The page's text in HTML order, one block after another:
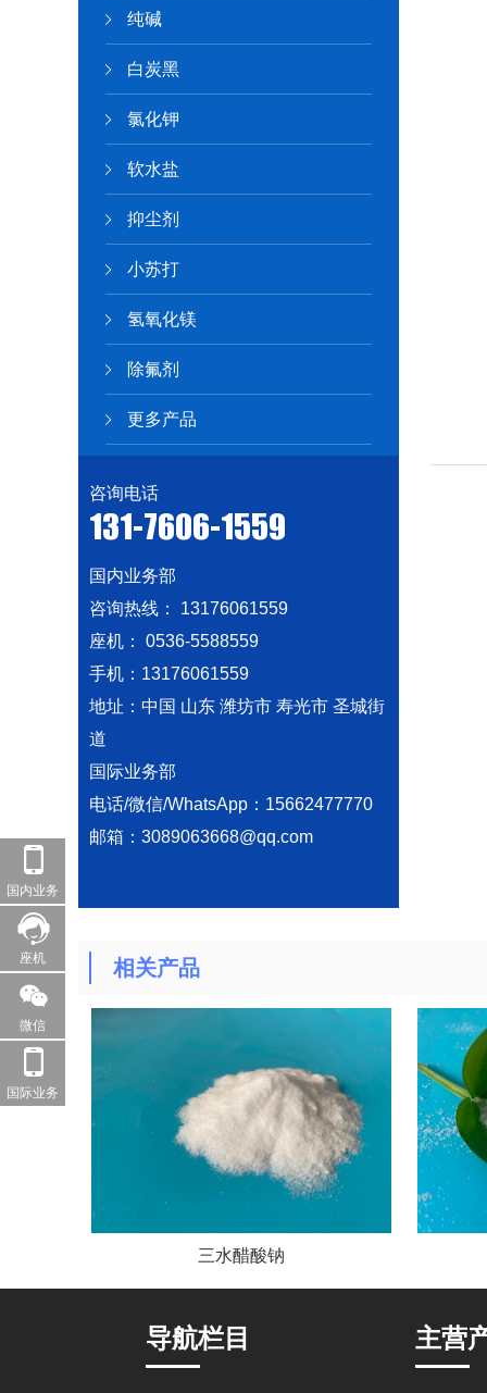
纯碱
白炭黑
氯化钾
软水盐
抑尘剂
小苏打
氢氧化镁
除氟剂
更多产品
咨询电话
131-7606-1559
国内业务部
咨询热线： 13176061559
座机： 0536-5588559
手机：13176061559
地址：中国 山东 潍坊市 寿光市 圣城街
道
国际业务部
电话/微信/WhatsApp：15662477770
邮箱：3089063668@qq.com
相关产品
三水醋酸钠
导航栏目 主营
国内业务
座机
微信
国际业务